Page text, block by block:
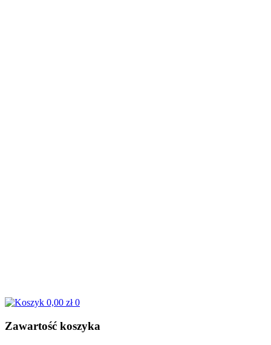
0,00 zł 0
Zawartość koszyka